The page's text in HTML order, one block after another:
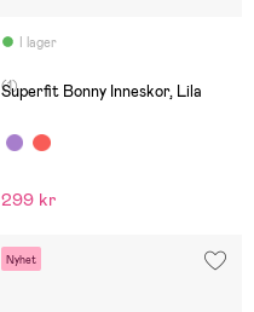
I lager
(1)
Superfit Bonny Inneskor, Lila
299 kr
Nyhet